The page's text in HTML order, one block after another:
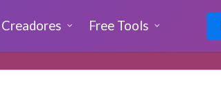
Creadores Free Tools